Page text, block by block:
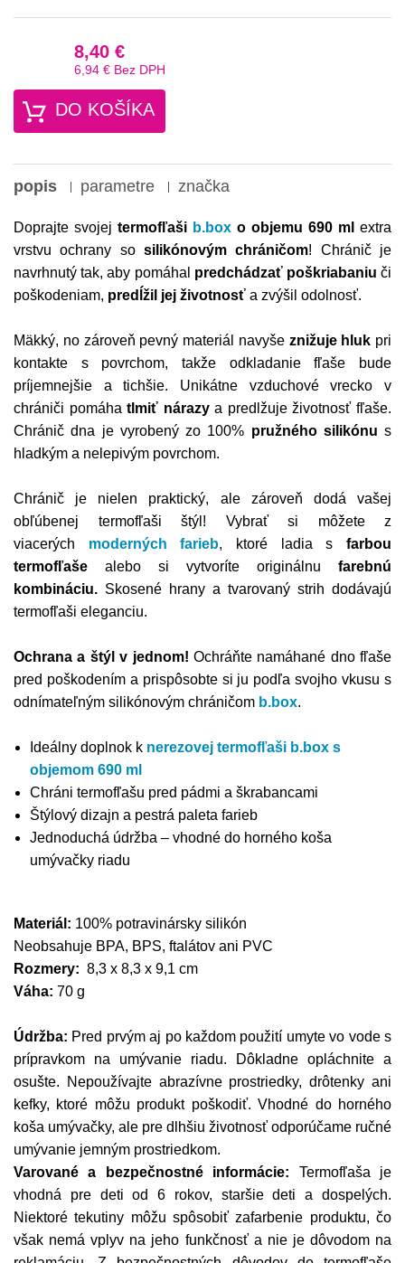
8,40 €
6,94 € Bez DPH
DO KOŠÍKA
popis parametre značka
Doprajte svojej termofľaši b.box o objemu 690 ml extra
vrstvu ochrany so silikónovým chráničom! Chránič je
navrhnutý tak, aby pomáhal predchádzať poškriabaniu či
poškodeniam, predĺžil jej životnosť a zvýšil odolnosť.
Mäkký, no zároveň pevný materiál navyše znižuje hluk pri
kontakte s povrchom, takže odkladanie fľaše bude
príjemnejšie a tichšie. Unikátne vzduchové vrecko v
chrániči pomáhatlmiť nárazya predlžuje životnosť fľaše.
Chránič dna je vyrobený zo 100% pružného silikónu s
hladkým a nelepivým povrchom.
Chránič je nielen praktický, ale zároveň dodá vašej
obľúbenej termofľaši štýl! Vybrať si môžete z
viacerých moderných farieb, ktoré ladia sfarbou
termofľaše alebo si vytvoríte originálnu farebnú
kombináciu. Skosené hrany a tvarovaný strih dodávajú
termofľaši eleganciu.
Ochrana a štýl v jednom! Ochráňte namáhané dno fľaše
pred poškodením a prispôsobte si ju podľa svojho vkusu s
odnímateľným silikónovým chráničom b.box.
Ideálny doplnok k nerezovej termofľaši b.box s
objemom 690 ml
Chráni termofľašu pred pádmi a škrabancami
Štýlový dizajn a pestrá paleta farieb
Jednoduchá údržba – vhodné do horného koša
umývačky riadu
Materiál: 100% potravinársky silikón
Neobsahuje BPA, BPS, ftalátov ani PVC
Rozmery: 8,3 x 8,3 x 9,1 cm
Váha: 70 g
Údržba: Pred prvým aj po každom použití umyte vo vode s
prípravkom na umývanie riadu. Dôkladne opláchnite a
osušte. Nepoužívajte abrazívne prostriedky, drôtenky ani
kefky, ktoré môžu produkt poškodiť. Vhodné do horného
koša umývačky, ale pre dlhšiu životnosť odporúčame ručné
umývanie jemným prostriedkom.
Varované a bezpečnostné informácie: Termofľaša je
vhodná pre deti od 6 rokov, staršie deti a dospelých.
Niektoré tekutiny môžu spôsobiť zafarbenie produktu, čo
však nemá vplyv na jeho funkčnosť a nie je dôvodom na